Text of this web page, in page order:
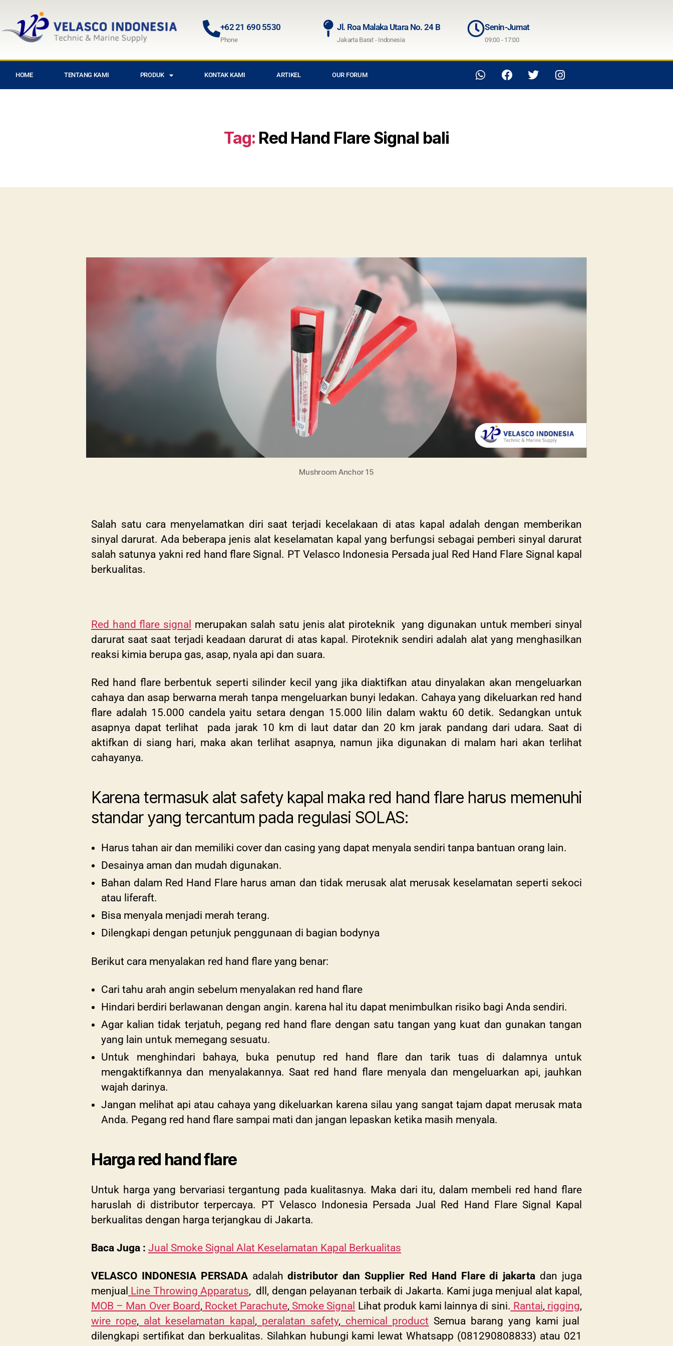
+62 21 690 5530
Phone
Jl. Roa Malaka Utara No. 24 B
Jakarta Barat - Indonesia
Senin-Jumat
09:00 - 17:00
HOME TENTANG KAMI PRODUK KONTAK KAMI ARTIKEL OUR FORUM
Tag: Red Hand Flare Signal bali
Mushroom Anchor 15
Salah satu cara menyelamatkan diri saat terjadi kecelakaan di atas kapal adalah dengan memberikan
sinyal darurat. Ada beberapa jenis alat keselamatan kapal yang berfungsi sebagai pemberi sinyal darurat
salah satunya yakni red hand flare Signal. PT Velasco Indonesia Persada jual Red Hand Flare Signal kapal
berkualitas.
Red hand flare signal merupakan salah satu jenis alat piroteknik yang digunakan untuk memberi sinyal
darurat saat saat terjadi keadaan darurat di atas kapal. Piroteknik sendiri adalah alat yang menghasilkan
reaksi kimia berupa gas, asap, nyala api dan suara.
Red hand flare berbentuk seperti silinder kecil yang jika diaktifkan atau dinyalakan akan mengeluarkan
cahaya dan asap berwarna merah tanpa mengeluarkan bunyi ledakan. Cahaya yang dikeluarkan red hand
flare adalah 15.000 candela yaitu setara dengan 15.000 lilin dalam waktu 60 detik. Sedangkan untuk
asapnya dapat terlihat
pada jarak 10 km di laut datar dan 20 km jarak pandang dari udara. Saat di
aktifkan di siang hari, maka akan terlihat asapnya, namun jika digunakan di malam hari akan terlihat
cahayanya.
Karena termasuk alat safety kapal maka red hand flare harus memenuhi
standar yang tercantum pada regulasi SOLAS:
Harus tahan air dan memiliki cover dan casing yang dapat menyala sendiri tanpa bantuan orang lain.
Desainya aman dan mudah digunakan.
Bahan dalam Red Hand Flare harus aman dan tidak merusak alat merusak keselamatan seperti sekoci
atau liferaft.
Bisa menyala menjadi merah terang.
Dilengkapi dengan petunjuk penggunaan di bagian bodynya
Berikut cara menyalakan red hand flare yang benar:
Cari tahu arah angin sebelum menyalakan red hand flare
Hindari berdiri berlawanan dengan angin. karena hal itu dapat menimbulkan risiko bagi Anda sendiri.
Agar kalian tidak terjatuh, pegang red hand flare dengan satu tangan yang kuat dan gunakan tangan
yang lain untuk memegang sesuatu.
Untuk menghindari bahaya, buka penutup red hand flaredan tarik tuas di dalamnya untuk
mengaktifkannya dan menyalakannya. Saat red hand flaremenyala dan mengeluarkan api, jauhkan
wajah darinya.
Jangan melihat api atau cahaya yang dikeluarkan karena silau yang sangat tajam dapat merusak mata
Anda. Pegang red hand flare sampai mati dan jangan lepaskan ketika masih menyala.
Harga red hand flare
Untuk harga yang bervariasi tergantung pada kualitasnya. Maka dari itu, dalam membeli red hand flare
haruslah di distributor terpercaya. PT Velasco Indonesia Persada Jual Red Hand Flare Signal Kapal
berkualitas dengan harga terjangkau di Jakarta.
Baca Juga : Jual Smoke Signal Alat Keselamatan Kapal Berkualitas
VELASCO INDONESIA PERSADAadalahdistributor dan Supplier Red Hand Flare di jakarta dan juga
menjual Line Throwing Apparatus, dll, dengan pelayanan terbaik di Jakarta. Kami juga menjual alat kapal,
MOB – Man Over Board, Rocket Parachute, Smoke Signal Lihat produk kami lainnya di sini. Rantai, rigging,
wire rope, alat keselamatan kapal , peralatan safety, chemical product Semua barang yang kami jual
dilengkapi sertifikat dan berkualitas. Silahkan hubungi kami lewat Whatsapp (081290808833) atau 021